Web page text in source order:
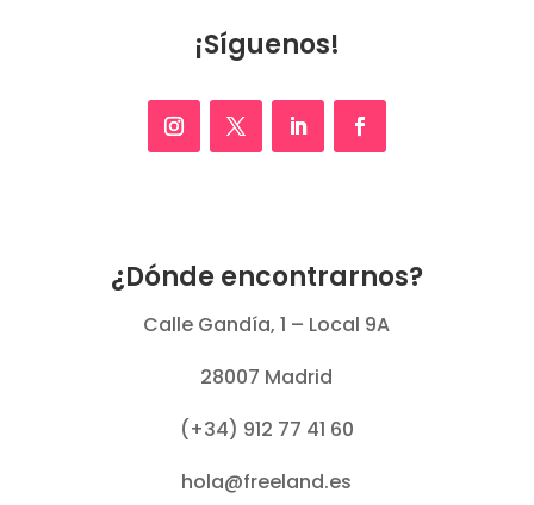
¡Síguenos!
¿Dónde encontrarnos?
Calle Gandía, 1 – Local 9A
28007 Madrid
(+34) 912 77 41 60
hola@freeland.es